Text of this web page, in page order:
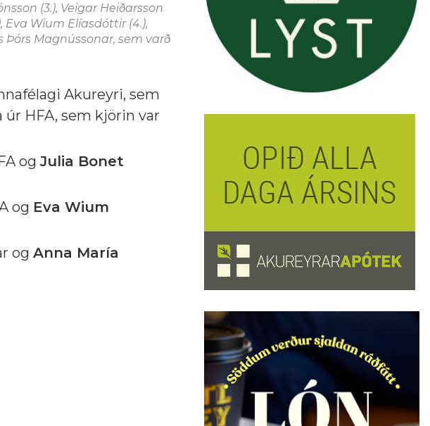
(3.), Veigar Heiðarsson
Eva Wium Elíasdóttir (4.),
Magnússonar, sem varð
Akureyri, sem
úr HFA, sem kjörin var
ogJulia Bonet
og Eva Wium
og Anna María